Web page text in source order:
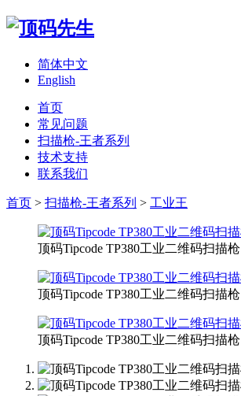
简体中文
English
首页
常见问题
扫描枪-王者系列
技术支持
联系我们
首页 > 扫描枪-王者系列 > 工业王
顶码Tipcode TP380工业二维码扫描枪
顶码Tipcode TP380工业二维码扫描枪
顶码Tipcode TP380工业二维码扫描枪